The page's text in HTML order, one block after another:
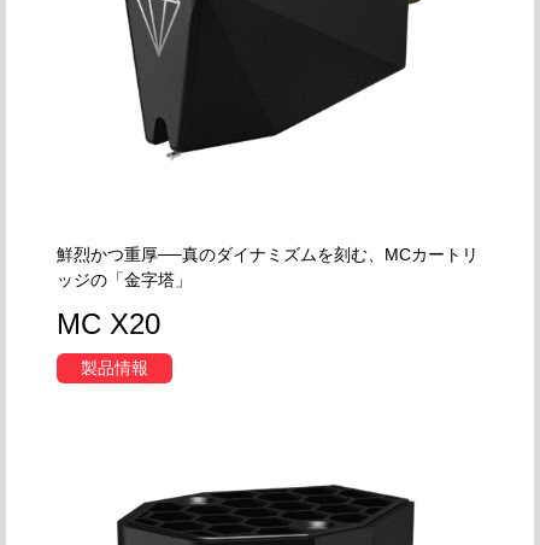
鮮烈かつ重厚──真のダイナミズムを刻む、MCカートリ
ッジの「金字塔」
MC X20
製品情報